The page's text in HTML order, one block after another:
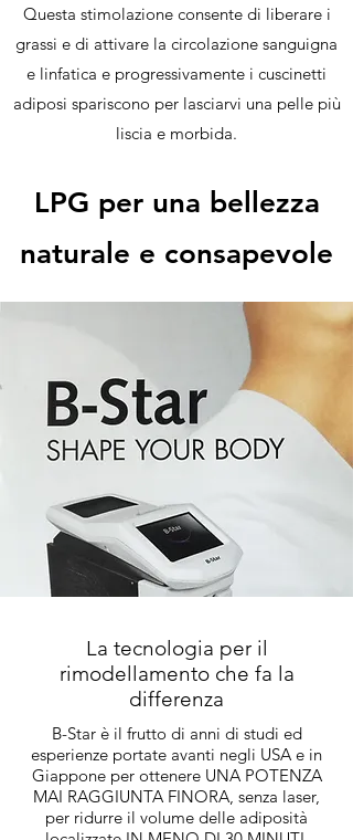
Questa stimolazione consente di liberare i
grassi e di attivare la circolazione sanguigna
e linfatica e progressivamente i cuscinetti
adiposi spariscono per lasciarvi una pelle più
liscia e morbida.
LPG per una bellezza
naturale e consapevole
La tecnologia per il
rimodellamento che fa la
differenza
B-Star è il frutto di anni di studi ed
esperienze portate avanti negli USA e in
Giappone per ottenere UNA POTENZA
MAI RAGGIUNTA FINORA, senza laser,
per ridurre il volume delle adiposità